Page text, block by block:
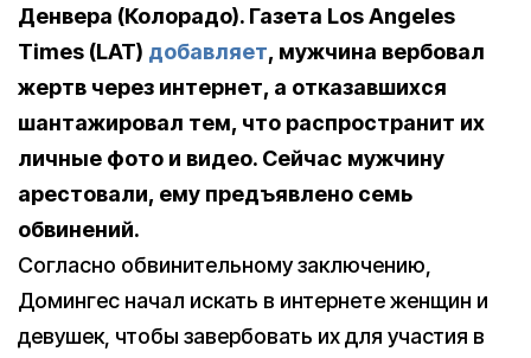
Денвера (Колорадо). Газета Los Angeles
Times (LAT) добавляет, мужчина вербовал
жертв через интернет, а отказавшихся
шантажировал тем, что распространит их
личные фото и видео. Сейчас мужчину
арестовали, ему предъявлено семь
обвинений.
Согласно обвинительному заключению,
Домингес начал искать в интернете женщин и
девушек, чтобы завербовать их для участия в